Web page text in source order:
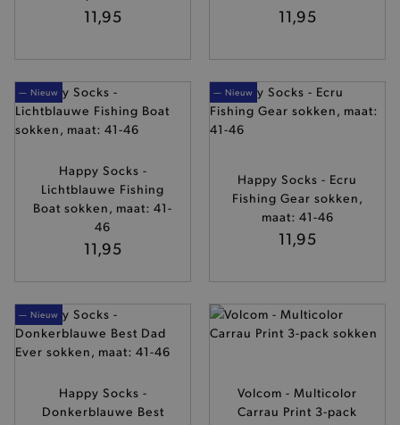
11,95 11,95
— Nieuw
Happy Socks -
Lichtblauwe Fishing
Boat sokken, maat: 41-
46
11,95
— Nieuw
Happy Socks - Ecru
Fishing Gear sokken,
maat: 41-46
11,95
— Nieuw
Happy Socks -
Donkerblauwe Best
Volcom - Multicolor
Carrau Print 3-pack